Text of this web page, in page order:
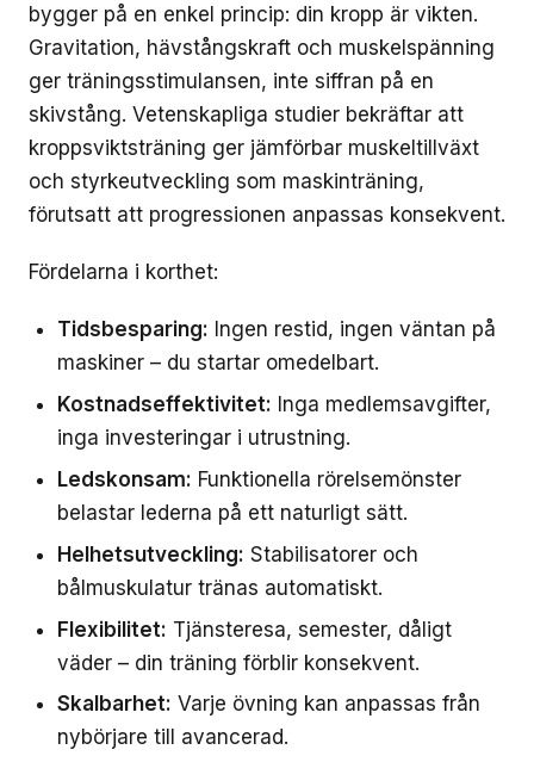
bygger på en enkel princip: din kropp är vikten.
Gravitation, hävstångskraft och muskelspänning
ger träningsstimulansen, inte siffran på en
skivstång. Vetenskapliga studier bekräftar att
kroppsviktsträning ger jämförbar muskeltillväxt
och styrkeutveckling som maskinträning,
förutsatt att progressionen anpassas konsekvent.
Fördelarna i korthet:
Tidsbesparing: Ingen restid, ingen väntan på
maskiner – du startar omedelbart.
Kostnadseffektivitet: Inga medlemsavgifter,
inga investeringar i utrustning.
Ledskonsam: Funktionella rörelsemönster
belastar lederna på ett naturligt sätt.
Helhetsutveckling: Stabilisatorer och
bålmuskulatur tränas automatiskt.
Flexibilitet: Tjänsteresa, semester, dåligt
väder – din träning förblir konsekvent.
Skalbarhet: Varje övning kan anpassas från
nybörjare till avancerad.